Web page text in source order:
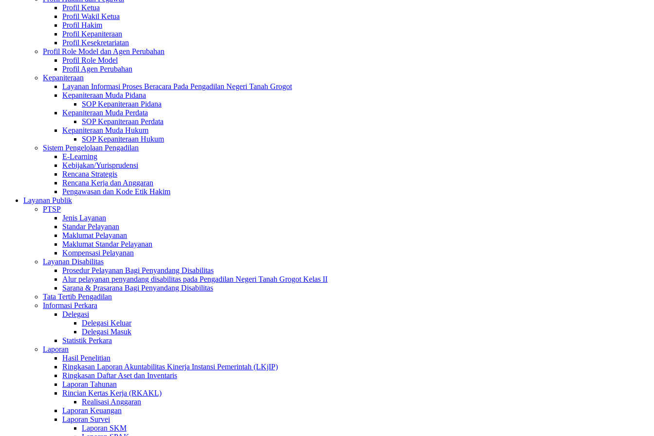
Profil Ketua
Profil Wakil Ketua
Profil Hakim
Profil Kepaniteraan
Profil Kesekretariatan
Profil Role Model dan Agen Perubahan
Profil Role Model
Profil Agen Perubahan
Kepaniteraan
Layanan Informasi Proses Beracara Pada Pengadilan Negeri Tanah Grogot
Kepaniteraan Muda Pidana
SOP Kepaniteraan Pidana
Kepaniteraan Muda Perdata
SOP Kepaniteraan Perdata
Kepaniteraan Muda Hukum
SOP Kepaniteraan Hukum
Sistem Pengelolaan Pengadilan
E-Learning
Kebijakan/Yurisprudensi
Rencana Strategis
Rencana Kerja dan Anggaran
Pengawasan dan Kode Etik Hakim
Layanan Publik
PTSP
Jenis Layanan
Standar Pelayanan
Maklumat Pelayanan
Maklumat Standar Pelayanan
Kompensasi Pelayanan
Layanan Disabilitas
Prosedur Pelayanan Bagi Penyandang Disabilitas
Alur pelayanan penyandang disabilitas pada Pengadilan Negeri Tanah Grogot Kelas II
Sarana & Prasarana Bagi Penyandang Disabilitas
Tata Tertib Pengadilan
Informasi Perkara
Delegasi
Delegasi Keluar
Delegasi Masuk
Statistik Perkara
Laporan
Hasil Penelitian
Ringkasan Laporan Akuntabilitas Kinerja Instansi Pemerintah (LKjIP)
Ringkasan Daftar Aset dan Inventaris
Laporan Tahunan
Rincian Kertas Kerja (RKAKL)
Realisasi Anggaran
Laporan Keuangan
Laporan Survei
Laporan SKM